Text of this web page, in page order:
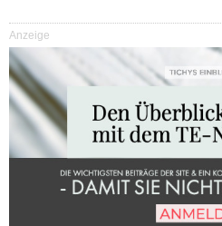
Anzeige